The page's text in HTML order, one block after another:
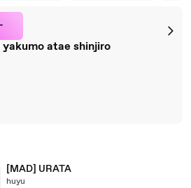
atae shinjiro
[MAD] URATA
huyu